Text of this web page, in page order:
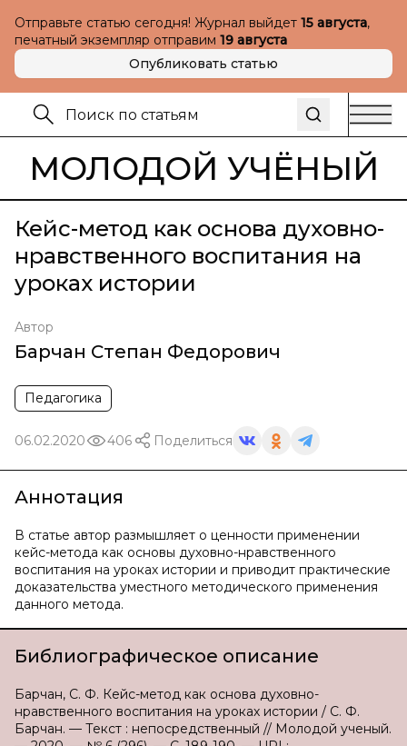
Отправьте статью сегодня! Журнал выйдет 15 августа,
печатный экземпляр отправим 19 августа
Опубликовать статью
МОЛОДОЙ УЧЁНЫЙ
Кейс-метод как основа духовно-
нравственного воспитания на
уроках истории
Автор
Барчан Степан Федорович
Педагогика
06.02.2020 406 Поделиться
Аннотация
В статье автор размышляет о ценности применении
кейс-метода как основы духовно-нравственного
воспитания на уроках истории и приводит практические
доказательства уместного методического применения
данного метода.
Библиографическое описание
Барчан, С. Ф. Кейс-метод как основа духовно-
нравственного воспитания на уроках истории / С. Ф.
Барчан. — Текст : непосредственный // Молодой ученый.